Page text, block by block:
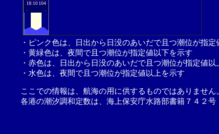
18:10 104
・ピンク色は、日出から日没のあいだで且つ潮位が指
・黄緑色は、夜間で且つ潮位が指定値以下を示す
・赤色は、日出から日没のあいだで且つ潮位が指定値以
・水色は、夜間で且つ潮位が指定値以上を示す
ここでの情報は、航海の用に供するものではありませ
各港の潮汐調和定数は、海上保安庁水路部書籍７４２